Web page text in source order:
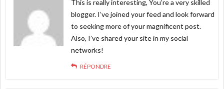
This is really interesting, You’re a very skilled
blogger. I’ve joined your feed and look forward
to seeking more of your magnificent post.
Also, I’ve shared your site in my social
networks!
RÉPONDRE